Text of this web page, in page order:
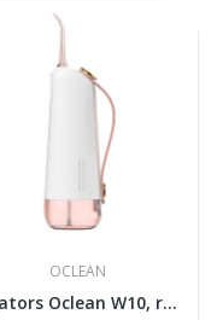
OCLEAN
Irigators Oclean W10, rozā